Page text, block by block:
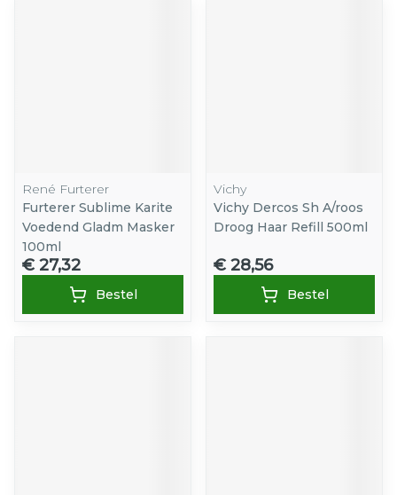
René Furterer
Furterer Sublime Karite
Voedend Gladm Masker
100ml
€ 27,32
Bestel
Vichy
Vichy Dercos Sh A/roos
Droog Haar Refill 500ml
€ 28,56
Bestel